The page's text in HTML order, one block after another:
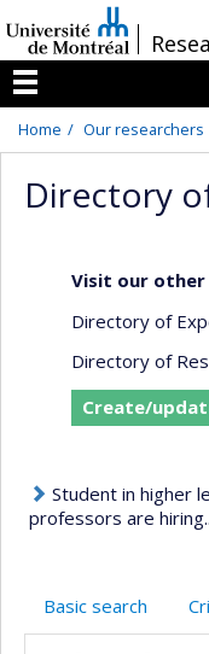
au
contenu
/
Menu
Home Our researchers
Directory
Visit our
Directory of
Directory of
Create/
Student in higher
professors are
Basic search